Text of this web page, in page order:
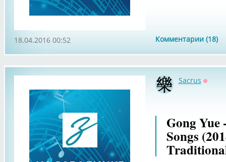
Комментарии (18)
18.04.2016 00:52
Sacrus
Gong Yue
Songs